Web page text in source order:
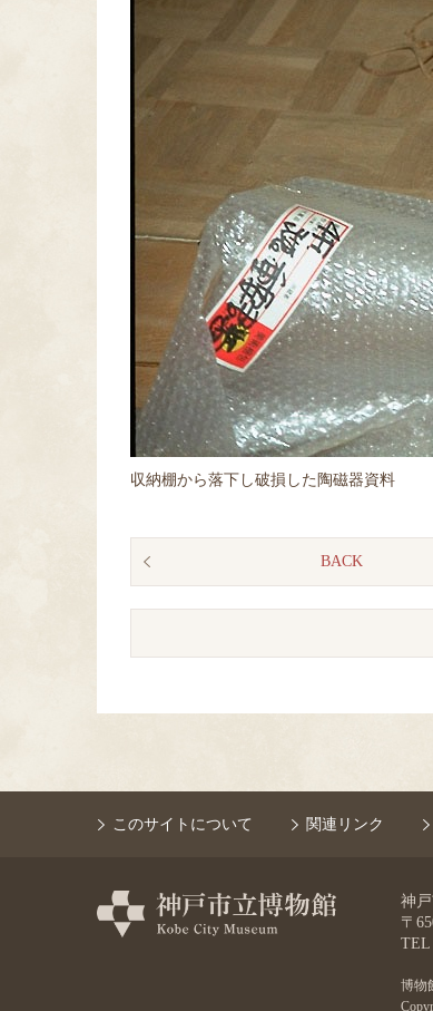
収納棚から落下し破損した陶磁器資料
BACK
このサイトについて 関連リンク
神
〒
TEL
博物